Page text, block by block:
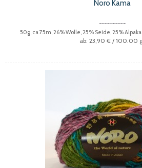
Noro Kama
50g, ca.75m, 26% Wolle, 25% Seide, 25%
23,90 € / 100.00